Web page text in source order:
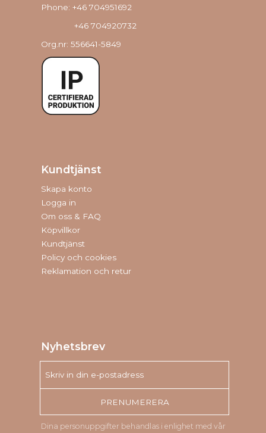
Phone: +46 704951692
+46 704920732
Org.nr: 556641-5849
Kundtjänst
Skapa konto
Logga in
Om oss & FAQ
Köpvillkor
Kundtjänst
Policy och cookies
Reklamation och retur
Nyhetsbrev
PRENUMERERA
Dina personuppgifter behandlas i enlighet med vår